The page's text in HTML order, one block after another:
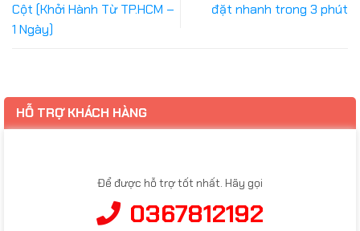
Cột (Khởi Hành Từ TP.HCM –
1 Ngày)
đặt nhanh trong 3 phút
HỖ TRỢ KHÁCH HÀNG
Để được hỗ trợ tốt nhất. Hãy gọi
0367812192